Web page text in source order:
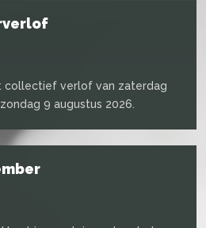
collectief verlof van zaterdag
9 augustus 2026.